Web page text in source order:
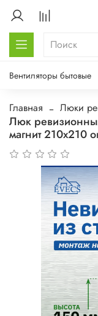
Вентиляторы бытовые
Главная Люки
Люк
магнит 210х210